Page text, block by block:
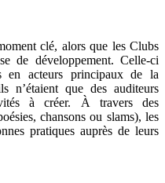
clé, alors que les Clubs
de développement. Celle-ci
en acteurs principaux de la
n’étaient que des auditeurs
à créer. À travers des
chansons ou slams), les
pratiques auprès de leurs